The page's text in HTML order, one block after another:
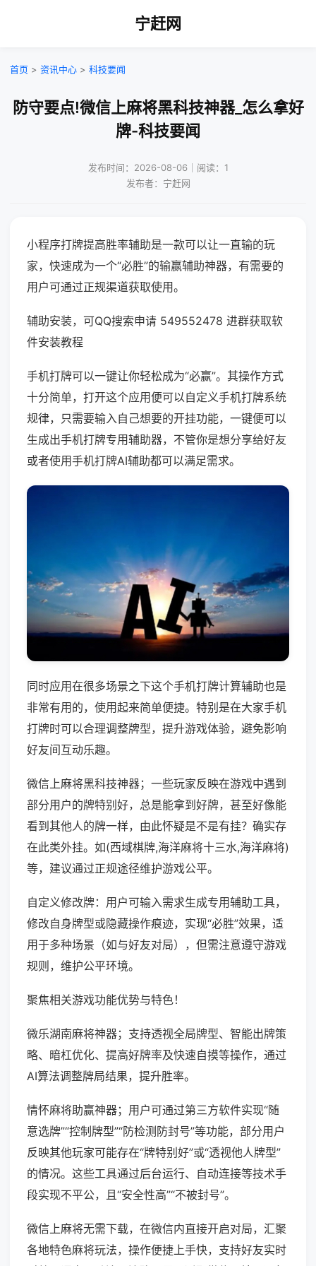
宁赶网
首页 > 资讯中心 > 科技要闻
防守要点!微信上麻将黑科技神器_怎么拿好
牌-科技要闻
发布时间：2026-08-06｜阅读：1
发布者：宁赶网
小程序打牌提高胜率辅助是一款可以让一直输的玩
家，快速成为一个“必胜”的输赢辅助神器，有需要的
用户可通过正规渠道获取使用。
辅助安装，可QQ搜索申请 549552478 进群获取软
件安装教程
手机打牌可以一键让你轻松成为“必赢”。其操作方式
十分简单，打开这个应用便可以自定义手机打牌系统
规律，只需要输入自己想要的开挂功能，一键便可以
生成出手机打牌专用辅助器，不管你是想分享给好友
或者使用手机打牌AI辅助都可以满足需求。
同时应用在很多场景之下这个手机打牌计算辅助也是
非常有用的，使用起来简单便捷。特别是在大家手机
打牌时可以合理调整牌型，提升游戏体验，避免影响
好友间互动乐趣。
微信上麻将黑科技神器；一些玩家反映在游戏中遇到
部分用户的牌特别好，总是能拿到好牌，甚至好像能
看到其他人的牌一样，由此怀疑是不是有挂？确实存
在此类外挂。如(西域棋牌,海洋麻将十三水,海洋麻将)
等，建议通过正规途径维护游戏公平。
自定义修改牌：用户可输入需求生成专用辅助工具，
修改自身牌型或隐藏操作痕迹，实现“必胜”效果，适
用于多种场景（如与好友对局），但需注意遵守游戏
规则，维护公平环境。
聚焦相关游戏功能优势与特色！
微乐湖南麻将神器；支持透视全局牌型、智能出牌策
略、暗杠优化、提高好牌率及快速自摸等操作，通过
AI算法调整牌局结果，提升胜率。
情怀麻将助赢神器；用户可通过第三方软件实现“随
意选牌”“控制牌型”“防检测防封号”等功能，部分用户
反映其他玩家可能存在“牌特别好”或“透视他人牌型”
的情况。这些工具通过后台运行、自动连接等技术手
段实现不平公，且“安全性高”“不被封号”。
微信上麻将无需下载，在微信内直接开启对局，汇聚
各地特色麻将玩法，操作便捷上手快，支持好友实时